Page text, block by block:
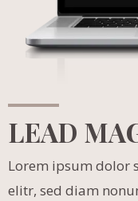
LEAD
Lorem ipsum dolor
elitr, sed diam